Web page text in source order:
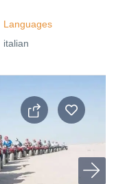
Languages
italian